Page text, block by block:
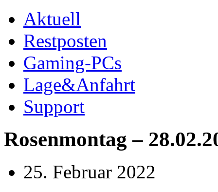
Aktuell
Restposten
Gaming-PCs
Lage&Anfahrt
Support
Rosenmontag –
25. Februar 2022